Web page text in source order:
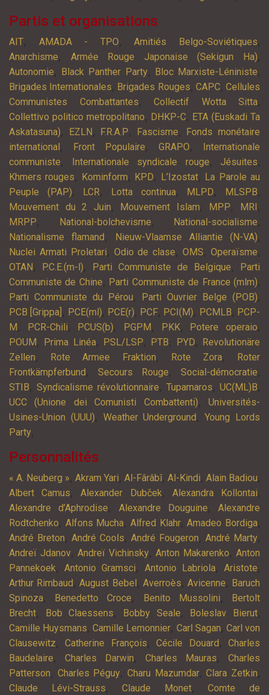
Partis et organisations
AIT, AMADA - TPO,Amitiés Belgo-Soviétiques,
Anarchisme, Armée Rouge Japonaise (Sekigun Ha),
Autonomie, Black Panther Party, Bloc Marxiste-Léniniste,
Brigades Internationales, Brigades Rouges, CAPC,Cellules
Communistes Combattantes, Collectif Wotta Sitta,
Collettivo politico metropolitano, DHKP-C, ETA (Euskadi Ta
Askatasuna), EZLN , F.R.A.P, Fascisme,
Fonds monétaire
international , Front Populaire, GRAPO,
Internationale
communiste, Internationale syndicale rouge, Jésuites,
Khmers rouges, Kominform, KPD, L’Izostat, La Parole au
Peuple (PAP), LCR, Lotta continua, MLPD, MLSPB,
Mouvement du 2 Juin, Mouvement Islam, MPP, MRI ,
MRPP, National-bolchevisme, National-socialisme,
Nationalisme flamand , Nieuw-Vlaamse Alliantie (N-VA),
Nuclei Armati Proletari, Odio de clase,OMS,Operaïsme,
OTAN , P.C.E.(m-l), Parti Communiste de Belgique,
Parti
Communiste de Chine, Parti Communiste de France (mlm),
Parti Communiste du Pérou, Parti Ouvrier Belge (POB),
PCB [Grippa] , PCE(ml), PCE(r), PCF, PCI(M), PCMLB, PCP-
M , PCR-Chili, PCUS(b), PGPM , PKK, Potere operaio,
POUM , Prima Linéa, PSL/LSP, PTB, PYD,
Revolutionäre
Zellen, Rote Armee Fraktion, Rote Zora,
Roter
Frontkämpferbund , Secours Rouge, Social-démocratie,
STIB, Syndicalisme révolutionnaire, Tupamaros, UC(ML)B,
UCC (Unione dei Comunisti Combattenti),Universités-
Usines-Union (UUU), Weather Underground ,Young Lords
Party,
Personnalités
« A. Neuberg », Akram Yari, Al-Fârâbî, Al-Kindi, Alain Badiou,
Albert Camus,Alexander Dubček, Alexandra Kollontai,
Alexandre d’Aphrodise, Alexandre Douguine, Alexandre
Rodtchenko, Alfons Mucha,Alfred Klahr,Amadeo Bordiga,
André Breton, André Cools, André Fougeron, André Marty,
Andreï Jdanov, Andreï Vichinsky, Anton Makarenko, Anton
Pannekoek,Antonio Gramsci, Antonio Labriola,Aristote,
Arthur Rimbaud ,August Bebel , Averroès, Avicenne, Baruch
Spinoza, Benedetto Croce, Benito Mussolini,
Bertolt
Brecht, Bob Claessens, Bobby Seale, Boleslav Bierut,
Camille Huysmans,Camille Lemonnier, Carl Sagan, Carl von
Clausewitz,Catherine François,Cécile Douard ,Charles
Baudelaire, Charles Darwin, Charles Mauras, Charles
Patterson, Charles Péguy,Charu Mazumdar,Clara Zetkin,
Claude Lévi-Strauss,Claude Monet,Comte de